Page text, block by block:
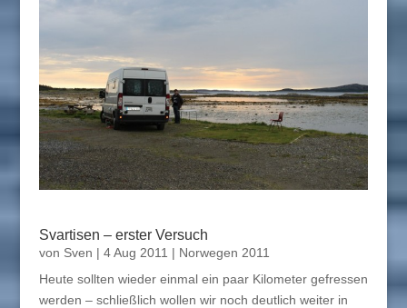
Svartisen – erster Versuch
von Sven | 4 Aug 2011 | Norwegen 2011
Heute sollten wieder einmal ein paar Kilometer gefressen
werden – schließlich wollen wir noch deutlich weiter in